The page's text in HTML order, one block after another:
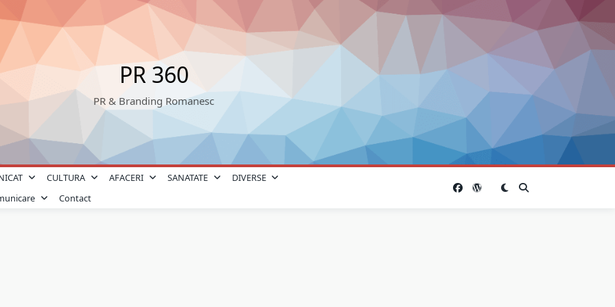
PR 360
PR & Branding Romanesc
CULTURA AFACERI SANATATE
DIVERSE
Contact